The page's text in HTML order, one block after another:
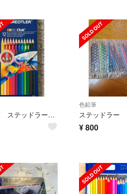
色鉛筆 ステッドラー ノリスクラブ 12色
色鉛筆
¥800